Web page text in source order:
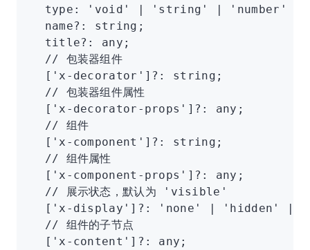
  type
: 'void' | 'string' | 'number'
  name
?: string ;
  title
?: any ;
  // 包装器组件
  [
'x-decorator' ] ?: string ;
  // 包装器组件属性
  [
'x-decorator-props' ] ?: any ;
  // 组件
  [
'x-component' ] ?: string ;
  // 组件属性
  [
'x-component-props' ] ?: any ;
  // 展示状态，默认为 'visible'
  [
'x-display' ] ?: 'none' | 'hidden' |
  // 组件的子节点
  [
'x-content' ] ?: any ;